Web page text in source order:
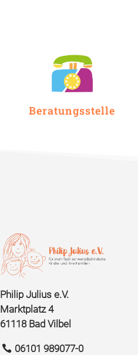
Beratungsstelle
Philip Julius e.V.
Marktplatz 4
61118 Bad Vilbel
06101 989077-0